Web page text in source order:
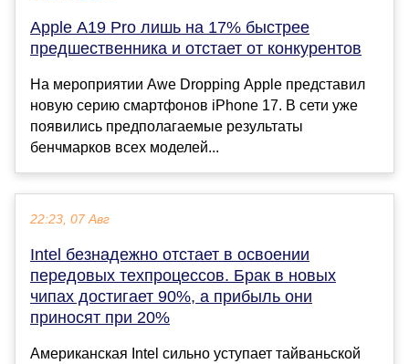
Apple A19 Pro лишь на 17% быстрее
предшественника и отстает от конкурентов
На мероприятии Awe Dropping Apple представил
новую серию смартфонов iPhone 17. В сети уже
появились предполагаемые результаты
бенчмарков всех моделей...
22:23, 07 Авг
Intel безнадежно отстает в освоении
передовых техпроцессов. Брак в новых
чипах достигает 90%, а прибыль они
приносят при 20%
Американская Intel сильно уступает тайваньской